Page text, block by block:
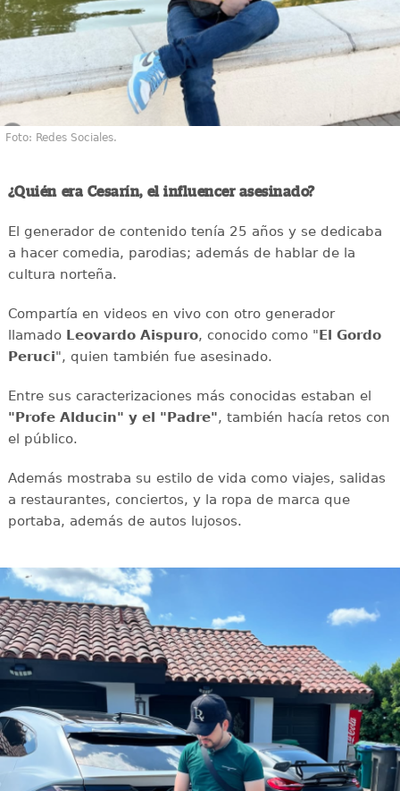
Foto: Redes Sociales.
¿Quién era Cesarín, el influencer asesinado?
El generador de contenido tenía 25 años y se dedicaba
a hacer comedia, parodias; además de hablar de la
cultura norteña.
Compartía en videos en vivo con otro generador
llamadoLeovardo Aispuro, conocido como " El Gordo
Peruci", quien también fue asesinado.
Entre sus caracterizaciones más conocidas estaban el
"Profe Alducin" y el "Padre", también hacía retos con
el público.
Además mostraba su estilo de vida como viajes, salidas
a restaurantes, conciertos, y la ropa de marca que
portaba, además de autos lujosos.